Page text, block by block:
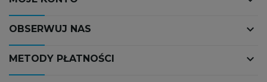
OBSERWUJ NAS keyboard_arrow_down
METODY PŁATNOŚCI keyboard_arrow_down